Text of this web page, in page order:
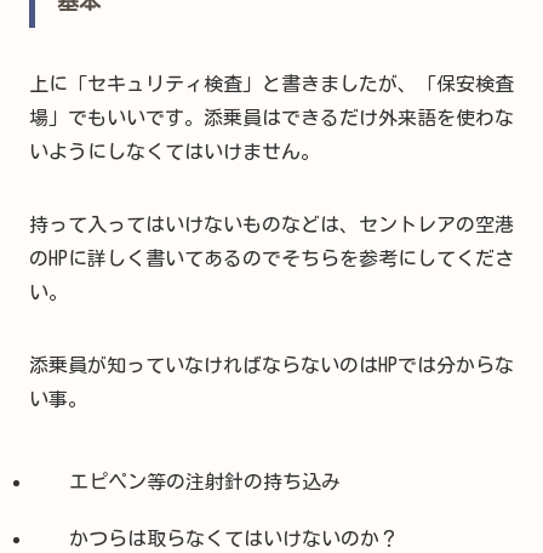
上に「セキュリティ検査」と書きましたが、「保安検査
場」でもいいです。添乗員はできるだけ外来語を使わな
いようにしなくてはいけません。
持って入ってはいけないものなどは、セントレアの空港
のHPに詳しく書いてあるのでそちらを参考にしてくださ
い。
添乗員が知っていなければならないのはHPでは分からな
い事。
エピペン等の注射針の持ち込み
かつらは取らなくてはいけないのか？